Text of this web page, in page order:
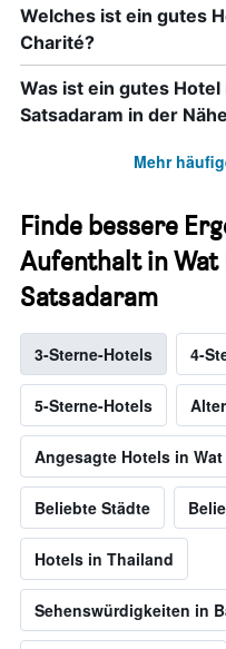
Welches ist ein gutes
Charité?
Was ist ein gutes Hotel
Satsadaram in der
Mehr
Finde bessere
Aufenthalt in Wat
Satsadaram
3-Sterne-Hotels 4-
5-Sterne-Hotels
Angesagte Hotels in
Beliebte Städte
Hotels in Thailand
Sehenswürdigkeiten in